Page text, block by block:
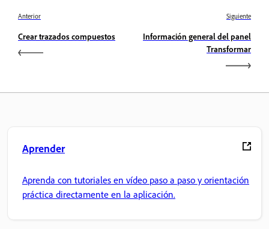
Anterior
Crear trazados compuestos
Siguiente
Información general del panel
Transformar
Aprender
Aprenda con tutoriales en vídeo paso a paso y orientación
práctica directamente en la aplicación.